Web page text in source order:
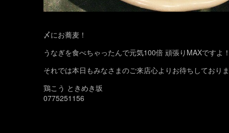
〆にお蕎麦！
うなぎを食べちゃったんで元気100倍 頑張りMAXですよ
それでは本日もみなさまのご来店心よりお待ちしており
鶏こう ときめき坂
0775251156